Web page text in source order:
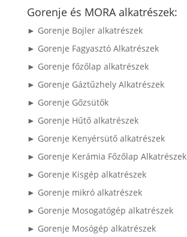
következőre:
Gorenje és MORA alkatrészek:
► Gorenje Bojler alkatrészek
► Gorenje Fagyasztó Alkatrészek
► Gorenje főzőlap alkatrészek
► Gorenje Gáztűzhely Alkatrészek
► Gorenje Gőzsütők
► Gorenje Hűtő alkatrészek
► Gorenje Kenyérsütő alkatrészek
► Gorenje Kerámia Főzőlap Alkatrészek
► Gorenje Kisgép alkatrészek
► Gorenje mikró alkatrészek
► Gorenje Mosogatógép alkatrészek
► Gorenje Mosógép alkatrészek